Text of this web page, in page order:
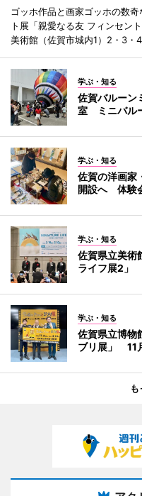
ゴッホ作品と画家ゴッホの数
ト展「親愛なる友 フィンセン
美術館（佐賀市城内1）2・3・
学ぶ・知る
佐賀バルーン
室 ミニバル
学ぶ・知る
佐賀の洋画家
開設へ 体験
学ぶ・知る
佐賀県立美術
ライフ展2」
学ぶ・知る
佐賀県立博物
ブリ展」 11
も